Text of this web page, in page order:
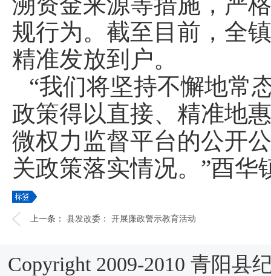
规行为。截至目前，全
精准发放到户。
“我们将坚持不懈地常
政策得以直接、精准地
微权力监督平台的公开
关政策落实情况。”酉
上一条： 县发改委： 开展廉政警示教育活动
Copyright 2009-2010 青阳县